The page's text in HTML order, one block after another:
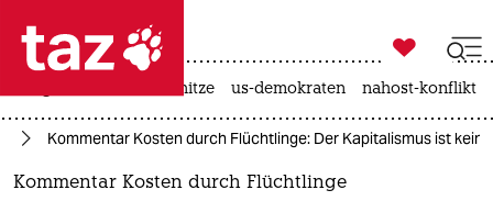
 taz zahl ich
taz zahl ich

taz zahl ich
hitze us-demokraten nahost-konflikt
Kommentar Kosten durch Flüchtlinge: Der Kapitalismus ist
Kommentar Kosten durch Flüchtlinge